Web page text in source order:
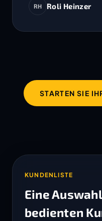
RH Roli Heinzer
STARTEN SIE
KUNDENLISTE
Eine
bedienten